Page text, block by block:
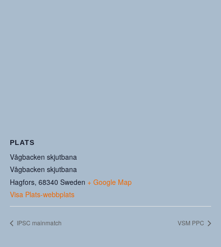
PLATS
Vågbacken skjutbana
Vågbacken skjutbana
Hagfors, 68340 Sweden + Google Map
Visa Plats-webbplats
IPSC mainmatch VSM PPC